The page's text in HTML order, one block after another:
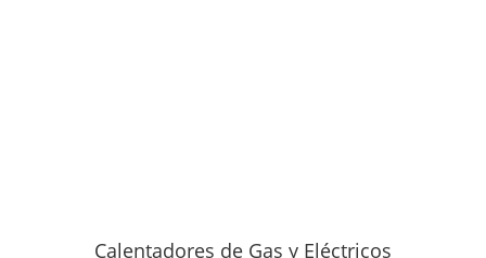
Calentadores de Gas y Eléctricos